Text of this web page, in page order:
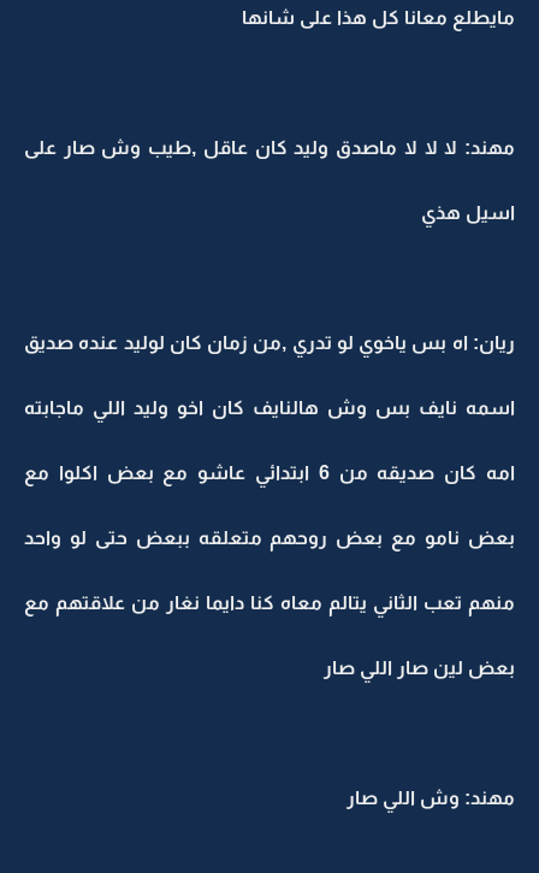
مايطلع معانا كل هذا على شانها
مهند: لا لا لا ماصدق وليد كان عاقل ,طيب وش صار على
اسيل هذي
ريان: اه بس ياخوي لو تدري ,من زمان كان لوليد عنده صديق
اسمه نايف بس وش هالنايف كان اخو وليد اللي ماجابته
امه كان صديقه من 6 ابتدائي عاشو مع بعض اكلوا مع
بعض نامو مع بعض روحهم متعلقه ببعض حتى لو واحد
منهم تعب الثاني يتالم معاه كنا دايما نغار من علاقتهم مع
بعض لين صار اللي صار
مهند: وش اللي صار